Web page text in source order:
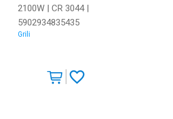
2100W | CR 3044 |
5902934835435
Grili